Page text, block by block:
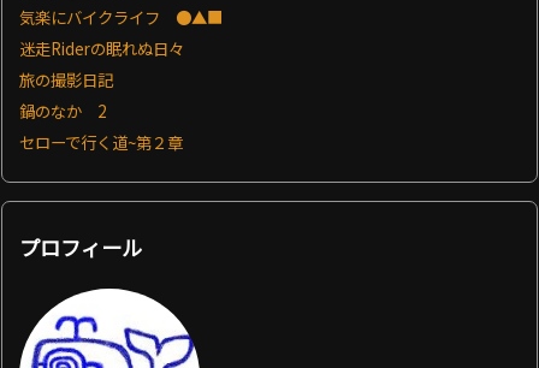
気楽にバイクライフ ●▲■
迷走Riderの眠れぬ日々
旅の撮影日記
鍋のなか 2
セローで行く道~第２章
プロフィール